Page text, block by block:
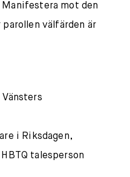
Manifestera mot den
parollen välfärden är
i Riksdagen,
talesperson